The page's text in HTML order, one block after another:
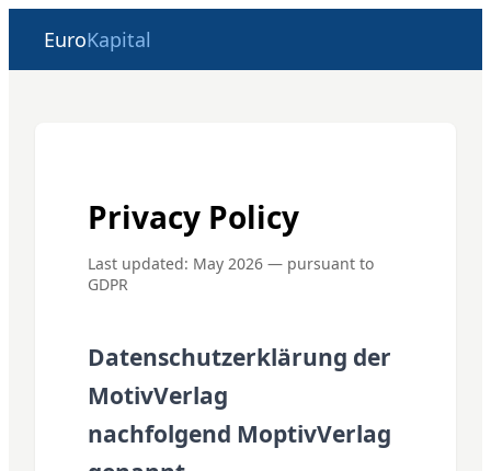
EuroKapital
Privacy Policy
Last updated: May 2026 — pursuant to
GDPR
Datenschutzerklärung der
MotivVerlag
nachfolgend MoptivVerlag